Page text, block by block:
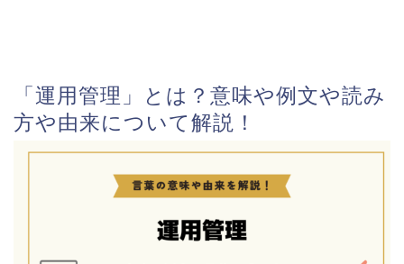
「運用管理」とは？意味や例文や読み
方や由来について解説！